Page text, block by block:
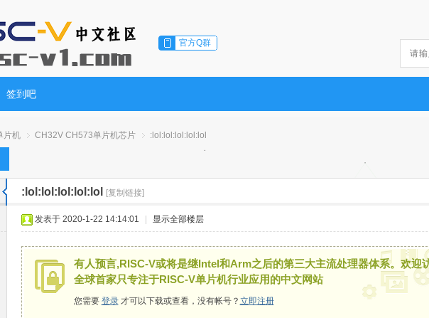
官方Q群
签到吧
片机
›
CH32V CH573单片机芯片
›
:lol:lol:lol:lol:lol
:lol:lol:lol:lol:lol [复制链接]
发表于 2020-1-22 14:14:01 显示全部楼层
有人预言,RISC-V或将是继Intel和Arm之后的第三大主流处理器体系。欢迎
全球首家只专注于RISC-V单片机行业应用的中文网站
您需要 登录才可以下载或查看，没有帐号？ 立即注册